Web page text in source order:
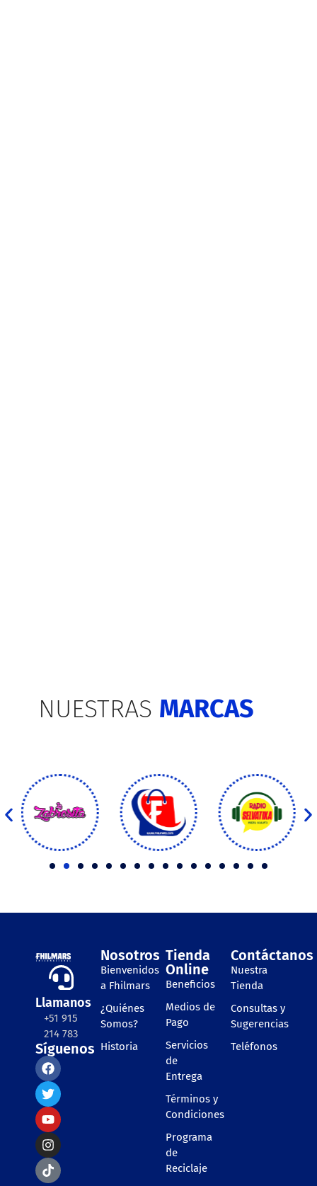
NUESTRAS MARCAS
Llamanos
+51 915
214 783
Síguenos
Nosotros
Bienvenidos
a Fhilmars
¿Quiénes
Somos?
Historia
Tienda
Online
Beneficios
Medios de
Pago
Servicios
de
Entrega
Términos y
Condiciones
Programa
de
Reciclaje
Contáctanos
Nuestra
Tienda
Consultas y
Sugerencias
Teléfonos